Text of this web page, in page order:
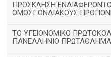
ΠΡΟΣΚΛΗΣΗ
ΟΜΟΣΠΟΝΔΙΑΚΟΥΣ
ΤΟ ΥΓΕΙΟΝΟΜΙΚΟ
ΠΑΝΕΛΛΗΝΙΟ ΠΡΩΤΑΘΛΗΜΑ